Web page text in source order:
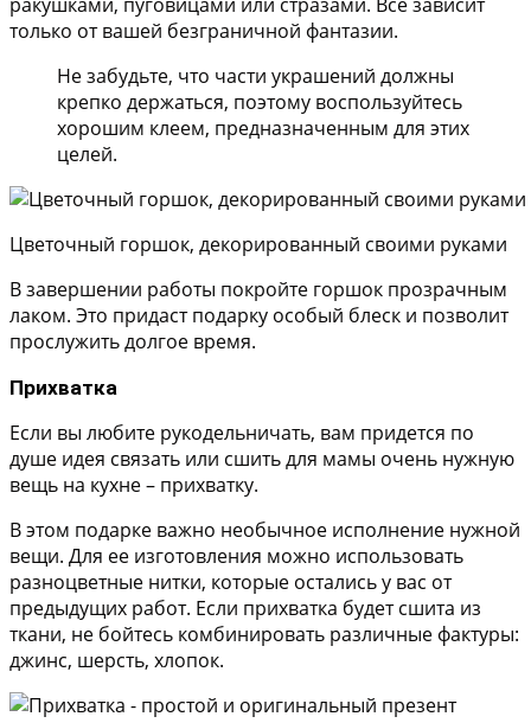
только от вашей безграничной фантазии.
Не забудьте, что части украшений должны
крепко держаться, поэтому воспользуйтесь
хорошим клеем, предназначенным для этих
целей.
Цветочный горшок, декорированный своими руками
В завершении работы покройте горшок прозрачным
лаком. Это придаст подарку особый блеск и позволит
прослужить долгое время.
Прихватка
Если вы любите рукодельничать, вам придется по
душе идея связать или сшить для мамы очень нужную
вещь на кухне – прихватку.
В этом подарке важно необычное исполнение нужной
вещи. Для ее изготовления можно использовать
разноцветные нитки, которые остались у вас от
предыдущих работ. Если прихватка будет сшита из
ткани, не бойтесь комбинировать различные фактуры:
джинс, шерсть, хлопок.